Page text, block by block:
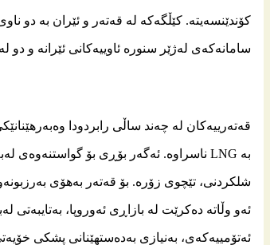
كۆندێنسەیتە. كێڵگەكە لە قەتەر و ئێران بە دو
سامانەكەی لەژێر سنورە ئاوییەكانی ئێرانە و
قەتەرییەكان لە چەند ساڵی رابردودا
بە LNG ناسراوە. ئەگەر بۆڕی بۆ
شلكردنی، تێچوی زۆرە. بۆ قەتەر بەهۆی
ئەو وڵاتە دەكرێت لە بازاڕی ئەوروپا،
ئەتۆمییەكەی، بەنیازی بەدەستهێنانی پشكی